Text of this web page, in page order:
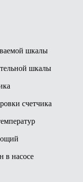
шкалы
шкалы
счетчика
в насосе